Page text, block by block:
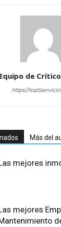
Equipo de
https://
Más del
mejores
mejores